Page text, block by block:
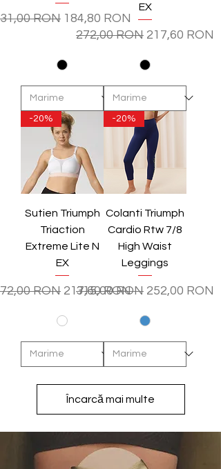
normal
RON Preț redus
184,80 RON
EX
Preț normal
272,00 RON Preț redus
217,60 RON
-20%
Sutien Triumph
Triaction
Extreme Lite N
EX
normal
RON Preț redus
217,60 RON
-20%
Colanti Triumph
Cardio Rtw 7/8
High Waist
Leggings
Preț normal
315,00 RON Preț redus
252,00 RON
Încarcă mai multe